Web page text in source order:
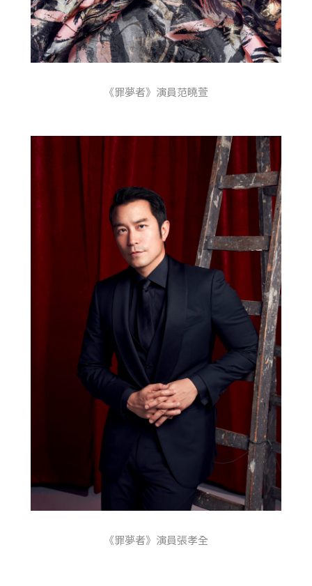
《罪夢者》演員范曉萱
《罪夢者》演員張孝全